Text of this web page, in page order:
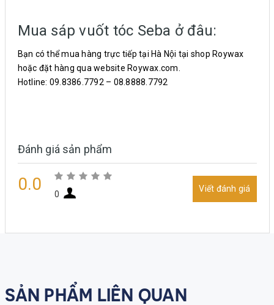
Mua sáp vuốt tóc Seba ở đâu:
Bạn có thể mua hàng trực tiếp tại Hà Nội tại shop Roywax
hoặc đặt hàng qua website Roywax.com.
Hotline: 09.8386.7792 – 08.8888.7792
Đánh giá sản phẩm
0.0 0
Viết đánh giá
SẢN PHẨM LIÊN QUAN